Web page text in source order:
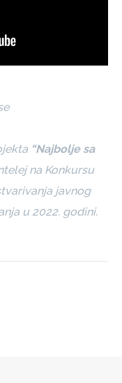
“Najbolje sa
na Konkursu
javnog
u 2022. godini.